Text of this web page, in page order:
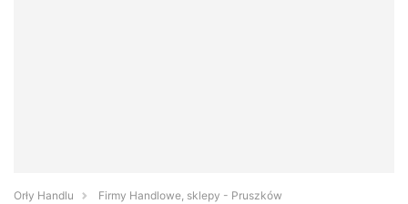
Orły Handlu
Firmy Handlowe, sklepy - Pruszków